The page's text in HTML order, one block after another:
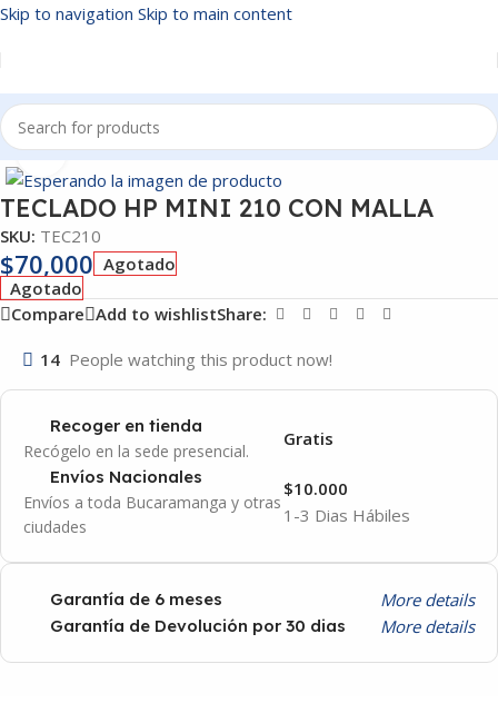
Skip to navigation Skip to main content
Inicio/TECLADOS
Click to enlarge
TECLADO HP MINI 210 CON MALLA
SKU: TEC210
$70,000 Agotado
Agotado
Compare Add to wishlistShare:
14 People watching this product now!
Recoger en tienda
Recógelo en la sede presencial.
Gratis
Envíos Nacionales
Envíos a toda Bucaramanga y otras
ciudades
1-3 Dias Hábiles
$10.000
Garantía de 6 meses More details
Garantía de Devolución por 30 dias More details